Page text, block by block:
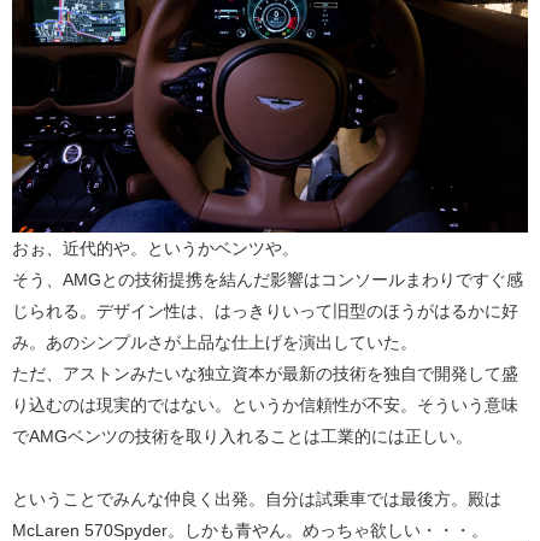
おぉ、近代的や。というかベンツや。
そう、AMGとの技術提携を結んだ影響はコンソールまわりですぐ感
じられる。デザイン性は、はっきりいって旧型のほうがはるかに好
み。あのシンプルさが上品な仕上げを演出していた。
ただ、アストンみたいな独立資本が最新の技術を独自で開発して盛
り込むのは現実的ではない。というか信頼性が不安。そういう意味
でAMGベンツの技術を取り入れることは工業的には正しい。
ということでみんな仲良く出発。自分は試乗車では最後方。殿は
McLaren 570Spyder。しかも青やん。めっちゃ欲しい・・・。